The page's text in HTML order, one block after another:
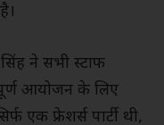
ने सभी स्टाफ
आयोजन के लिए
एक फ्रेशर्स पार्टी थी,